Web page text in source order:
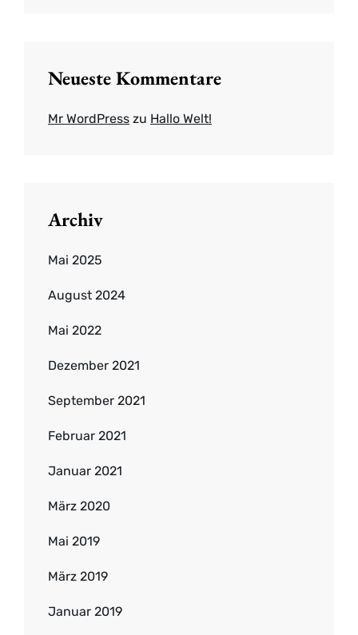
Neueste Kommentare
Mr WordPress zu Hallo Welt!
Archiv
Mai 2025
August 2024
Mai 2022
Dezember 2021
September 2021
Februar 2021
Januar 2021
März 2020
Mai 2019
März 2019
Januar 2019